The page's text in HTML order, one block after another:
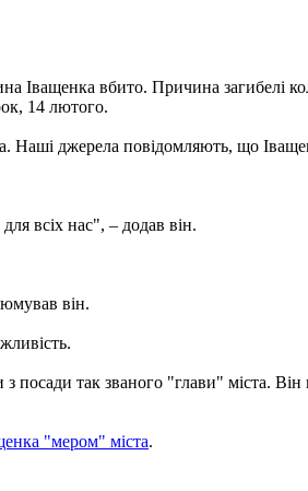
Іващенка вбито. Причина загибелі
14 лютого.
Наші джерела повідомляють, що
всіх нас", – додав він.
він.
з посади так званого "глави" міста.
"мером" міста.